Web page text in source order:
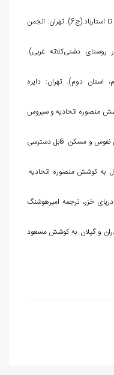
ستوده، منوچهر. ذبیحی، مسیح(بی‌‏تا). از آستارا تا استارباد.(ج6). تهران: انجمن
(10/11/1401)، (دهیار روستای دشتی‏‌کلاته غربی).
(1329). (جلد سوم، استان دوم). تهران: دایره
سیفه)1360. به کوشش منصوره اتحادیه و سیروس
نفوس و مسکن. قابل دسترسی
سفرنامه شمال. به کوشش منصوره اتحادیه.
جنوبی دریای خزر، ترجمه امیرهوشنگ
و مازندران و گیلان. به کوشش مسعود